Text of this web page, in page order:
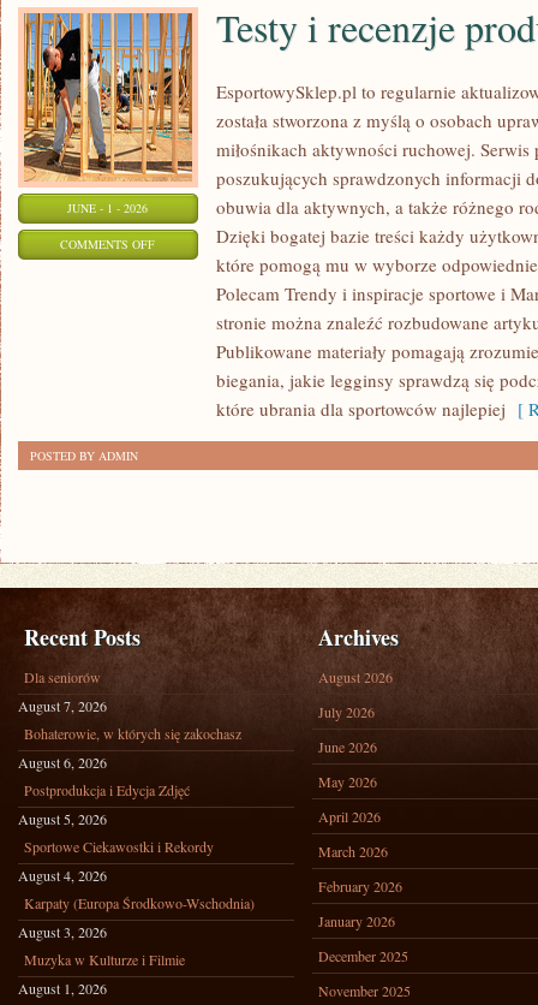
JUNE - 1 - 2026
COMMENTS OFFON
PRODUKTÓW
Testy i recenzje
EsportowySklep.pl to regularnie
została stworzona z myślą o osobach
miłośnikach aktywności ruchowej.
poszukujących sprawdzonych informacji
obuwia dla aktywnych, a także różnego
Dzięki bogatej bazie treści każdy
które pomogą mu w wyborze
Polecam Trendy i inspiracje sportowe i
stronie można znaleźć rozbudowane
Publikowane materiały pomagają
biegania, jakie legginsy sprawdzą się
które ubrania dla sportowców najlepiej [
POSTED BY ADMIN
Recent Posts
Dla seniorów
August 7, 2026
Bohaterowie, w których się zakochasz
August 6, 2026
Postprodukcja i Edycja Zdjęć
August 5, 2026
Sportowe Ciekawostki i Rekordy
August 4, 2026
Karpaty (Europa Środkowo-Wschodnia)
August 3, 2026
Muzyka w Kulturze i Filmie
August 1, 2026
Archives
August 2026
July 2026
June 2026
May 2026
April 2026
March 2026
February 2026
January 2026
December 2025
November 2025